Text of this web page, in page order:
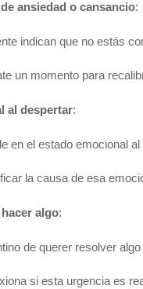
ansiedad o cansancio:
indican que no estás
un momento para
al despertar:
en el estado emocional
la causa de esa
algo:
de querer resolver
si esta urgencia es